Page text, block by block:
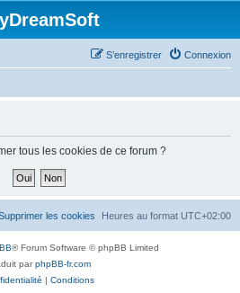
Connexion
S’enregistrer
tous les cookies de ce forum ?
Heures au format UTC+02:00
les cookies
® Forum Software © phpBB Limited
parphpBB-fr.com
| Conditions